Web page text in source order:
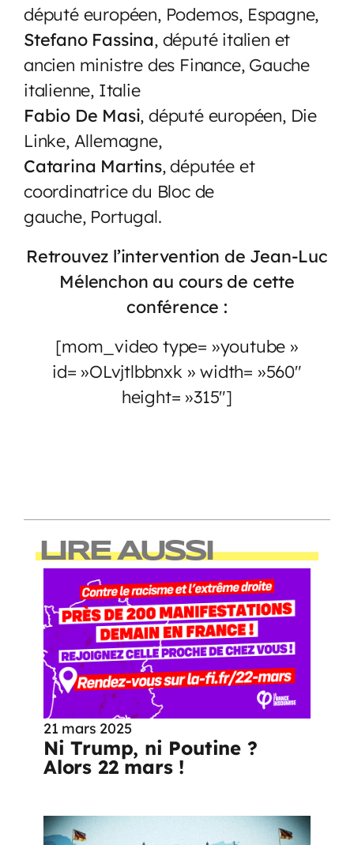
député européen, Podemos, Espagne,
Stefano Fassina, député italien et
ancien ministre des Finance, Gauche
italienne, Italie
Fabio De Masi, député européen, Die
Linke, Allemagne,
Catarina Martins, députée et
coordinatrice du Bloc de
gauche, Portugal.
Retrouvez l’intervention de Jean-Luc
Mélenchon au cours de cette
conférence :
[mom_video type= »youtube »
id= »OLvjtlbbnxk » width= »560″
height= »315″]
LIRE AUSSI
21 mars 2025
Ni Trump, ni Poutine ?
Alors 22 mars !